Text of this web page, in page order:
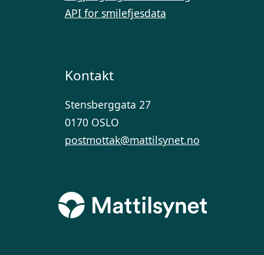
API for smilefjesdata
Kontakt
Stensberggata 27
0170 OSLO
postmottak@mattilsynet.no